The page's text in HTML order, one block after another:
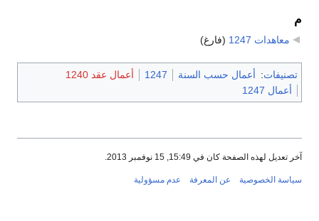
م
معاهدات 1247 (فارغ)
تصنيفات: أعمال حسب السنة 1247
أعمال عقد 1240
أعمال 1247
آخر تعديل لهذه الصفحة كان في 15:49, 15 نوفمبر 2013.
سياسة الخصوصية عن المعرفة عدم مسؤولية